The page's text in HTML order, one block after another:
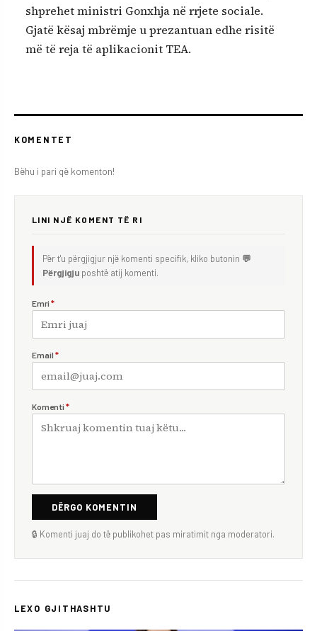
shprehet ministri Gonxhja në rrjete sociale.
Gjatë kësaj mbrëmje u prezantuan edhe risitë
më të reja të aplikacionit TEA.
KOMENTET
Bëhu i pari që komenton!
LINI NJË KOMENT TË RI
Për t'u përgjigjur një komenti specifik, kliko butonin 💬
Përgjigju poshtë atij komenti.
Emri *
Email *
Komenti *
DËRGO KOMENTIN
🔒 Komenti juaj do të publikohet pas miratimit nga moderatori.
LEXO GJITHASHTU